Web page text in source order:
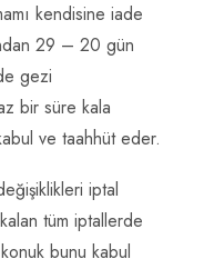
kendisine iade
29 – 20 gün
gezi
bir süre kala
ve taahhüt eder.
iptal
tüm iptallerde
bunu kabul